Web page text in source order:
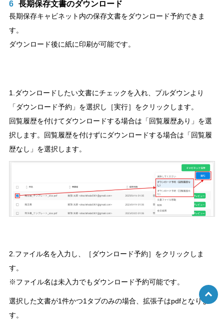
6 長期保存文書のダウンロード
長期保存キャビネット内の保存文書をダウンロード予約できま
す。
ダウンロード後に紙に印刷が可能です。
1.ダウンロードしたい文書にチェックを入れ、プルダウンより
「ダウンロード予約」を選択し［実行］をクリックします。
回覧履歴を付けてダウンロードする場合は「回覧履歴あり」を選
択します。回覧履歴を付けずにダウンロードする場合は「回覧履
歴なし」を選択します。
2.ファイル名を入力し、［ダウンロード予約］をクリックしま
す。
※ファイル名は未入力でもダウンロード予約可能です。
選択した文書が1件かつ1タブのみの場合、拡張子はpdfとなりま
す。